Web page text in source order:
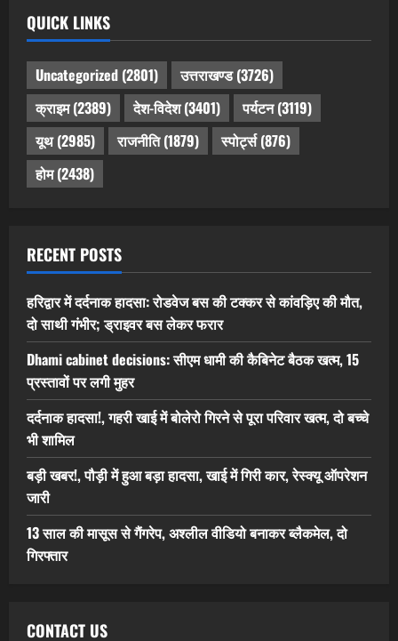
QUICK LINKS
Uncategorized (2801) उत्तराखण्ड(3726)
क्राइम(2389) देश-विदेश(3401) पर्यटन(3119)
यूथ(2985) राजनीति(1879) स्पोर्ट्स(876)
होम(2438)
RECENT POSTS
हरिद्वार में दर्दनाक हादसा: रोडवेज बस की टक्कर से कांवड़िए की मौत,
दो साथी गंभीर; ड्राइवर बस लेकर फरार
Dhami cabinet decisions: सीएम धामी की कैबिनेट बैठक खत्म, 15
प्रस्तावों पर लगी मुहर
दर्दनाक हादसा!, गहरी खाई में बोलेरो गिरने से पूरा परिवार खत्म, दो बच्चे
भी शामिल
बड़ी खबर!, पौड़ी में हुआ बड़ा हादसा, खाई में गिरी कार, रेस्क्यू ऑपरेशन
जारी
13 साल की मासूस से गैंगरेप, अश्लील वीडियो बनाकर ब्लैकमेल, दो
गिरफ्तार
CONTACT US